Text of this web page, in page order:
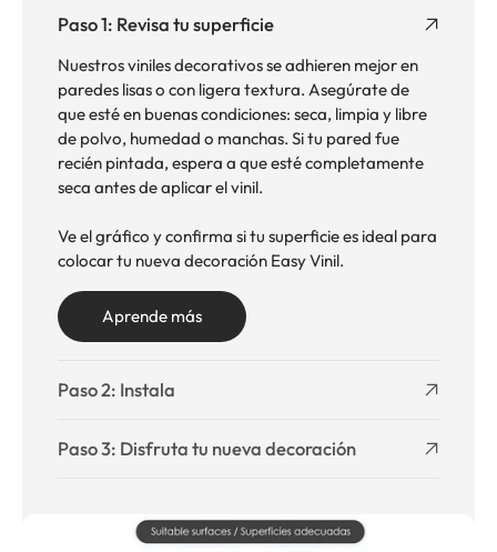
Paso 1: Revisa tu superficie
Nuestros viniles decorativos se adhieren mejor en
paredes lisas o con ligera textura. Asegúrate de
que esté en buenas condiciones: seca, limpia y libre
de polvo, humedad o manchas. Si tu pared fue
recién pintada, espera a que esté completamente
seca antes de aplicar el vinil.
Ve el gráfico y confirma si tu superficie es ideal para
colocar tu nueva decoración Easy Vinil.
Aprende más
Paso 2: Instala
Paso 3: Disfruta tu nueva decoración